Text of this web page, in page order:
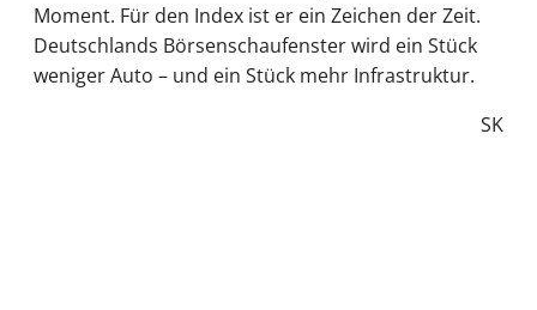
Moment. Für den Index ist er ein Zeichen der Zeit.
Deutschlands Börsenschaufenster wird ein Stück
weniger Auto – und ein Stück mehr Infrastruktur.
SK